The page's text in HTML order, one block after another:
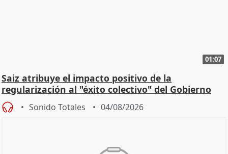
01:07
Saiz atribuye el impacto positivo de la
regularización al "éxito colectivo" del Gobierno
Sonido Totales 04/08/2026